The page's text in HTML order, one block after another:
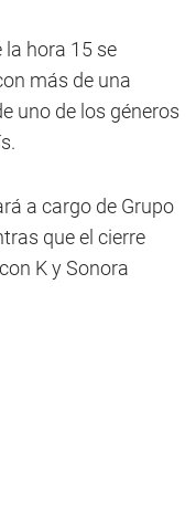
la hora 15 se
más de una
uno de los géneros
a cargo de Grupo
que el cierre
K y Sonora